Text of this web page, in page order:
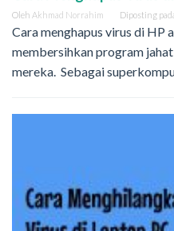
Oleh Akhmad Norrahim Diposting
Cara menghapus virus di HP
membersihkan program
mereka. Sebagai